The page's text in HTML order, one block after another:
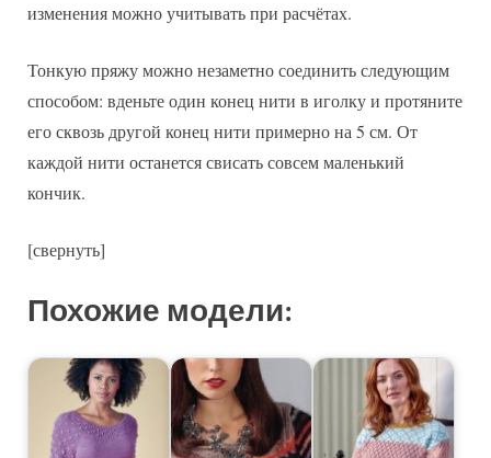
изменения можно учитывать при расчётах.
Тонкую пряжу можно незаметно соединить следующим
способом: вденьте один конец нити в иголку и протяните
его сквозь другой конец нити примерно на 5 см. От
каждой нити останется свисать совсем маленький
кончик.
[свернуть]
Похожие модели: